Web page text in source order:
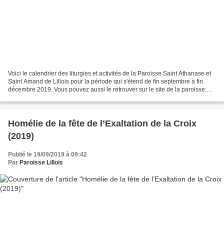
Voici le calendrier des liturgies et activités de la Paroisse Saint Athanase et
Saint Amand de Lillois pour la période qui s'étend de fin septembre à fin
décembre 2019. Vous pouvez aussi le retrouver sur le site de la paroisse:
Homélie de la fête de l’Exaltation de la Croix
(2019)
Publié le 19/09/2019 à 09:42
Par Paroisse Lillois